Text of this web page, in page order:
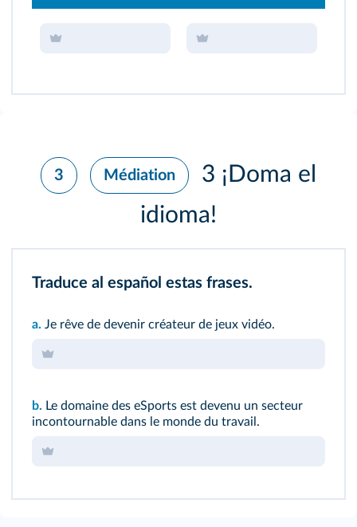
3 Médiation
3 ¡Doma el
idioma!
Traduce al español estas frases.
a. Je rêve de devenir créateur de jeux vidéo.
b. Le domaine des eSports est devenu un secteur
incontournable dans le monde du travail.